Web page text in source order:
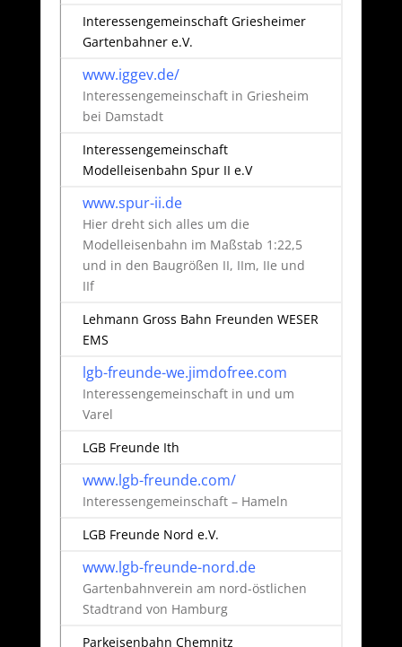
Interessengemeinschaft Griesheimer
Gartenbahner e.V.
www.iggev.de/
Interessengemeinschaft in Griesheim
bei Damstadt
Interessengemeinschaft
Modelleisenbahn Spur II e.V
www.spur-ii.de
Hier dreht sich alles um die
Modelleisenbahn im Maßstab 1:22,5
und in den Baugrößen II, IIm, IIe und
IIf
Lehmann Gross Bahn Freunden WESER
EMS
lgb-freunde-we.jimdofree.com
Interessengemeinschaft in und um
Varel
LGB Freunde Ith
www.lgb-freunde.com/
Interessengemeinschaft – Hameln
LGB Freunde Nord e.V.
www.lgb-freunde-nord.de
Gartenbahnverein am nord-östlichen
Stadtrand von Hamburg
Parkeisenbahn Chemnitz